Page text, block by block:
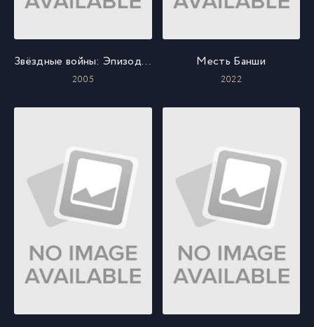
Звёздные войны: Эпизод 3 - Месть Ситхов
2005
Месть Банши
2022